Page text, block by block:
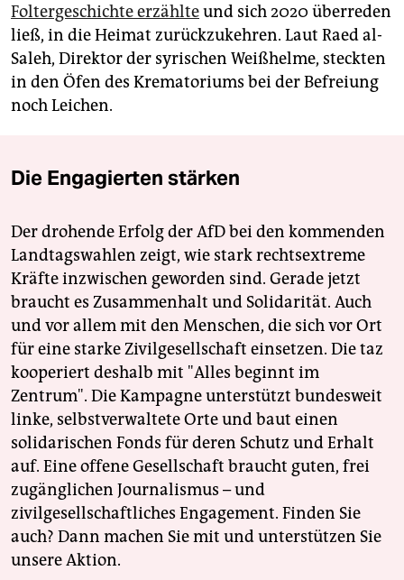
Foltergeschichte erzählteund sich 2020 überreden
ließ, in die Heimat zurückzukehren. Laut Raed al-
Saleh, Direktor der syrischen Weißhelme, steckten
in den Öfen des Krematoriums bei der Befreiung
noch Leichen.
Die Engagierten stärken
Der drohende Erfolg der AfD bei den kommenden
Landtagswahlen zeigt, wie stark rechtsextreme
Kräfte inzwischen geworden sind. Gerade jetzt
braucht es Zusammenhalt und Solidarität. Auch
und vor allem mit den Menschen, die sich vor Ort
für eine starke Zivilgesellschaft einsetzen. Die taz
kooperiert deshalb mit "Alles beginnt im
Zentrum". Die Kampagne unterstützt bundesweit
linke, selbstverwaltete Orte und baut einen
solidarischen Fonds für deren Schutz und Erhalt
auf. Eine offene Gesellschaft braucht guten, frei
zugänglichen Journalismus – und
zivilgesellschaftliches Engagement. Finden Sie
auch? Dann machen Sie mit und unterstützen Sie
unsere Aktion.